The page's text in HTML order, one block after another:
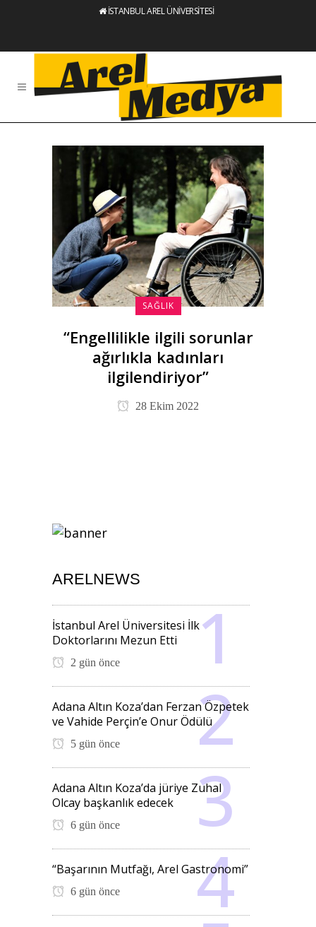
İSTANBUL AREL ÜNİVERSİTESİ
SAĞLIK
“Engellilikle ilgili sorunlar
ağırlıkla kadınları
ilgilendiriyor”
28 Ekim 2022
ARELNEWS
İstanbul Arel Üniversitesi İlk
Doktorlarını Mezun Etti
2 gün önce
Adana Altın Koza’dan Ferzan Özpetek
ve Vahide Perçin’e Onur Ödülü
5 gün önce
Adana Altın Koza’da jüriye Zuhal
Olcay başkanlık edecek
6 gün önce
“Başarının Mutfağı, Arel Gastronomi”
6 gün önce